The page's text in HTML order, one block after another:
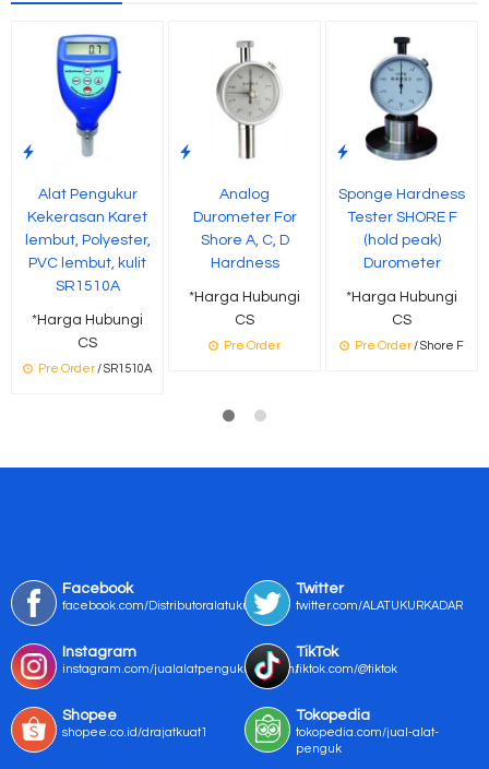
Alat Pengukur
Kekerasan Karet
lembut, Polyester,
PVC lembut, kulit
SR1510A
*Harga Hubungi
CS
Pre Order / SR1510A
Analog
Durometer For
Shore A, C, D
Hardness
*Harga Hubungi
CS
Pre Order
Sponge Hardness
Tester SHORE F
(hold peak)
Durometer
*Harga Hubungi
CS
Pre Order / Shore F
Facebook
facebook.com/Distributoralatukur
Twitter
twitter.com/ALATUKURKADAR
Instagram
instagram.com/jualalatpengukurmurah/
TikTok
tiktok.com/@tiktok
Shopee
shopee.co.id/drajatkuat1
Tokopedia
tokopedia.com/jual-alat-
penguk